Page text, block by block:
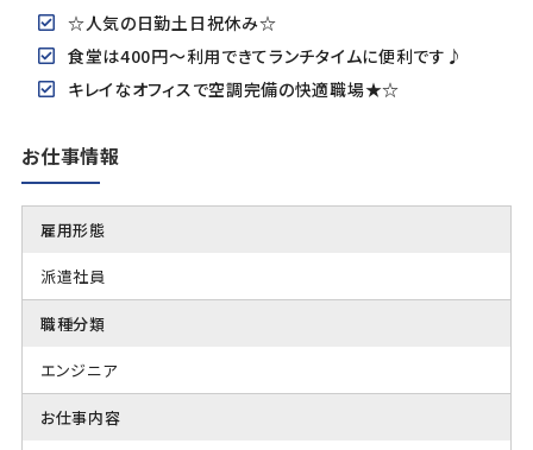
☆人気の日勤土日祝休み☆
食堂は400円～利用できてランチタイムに便利です♪
キレイなオフィスで空調完備の快適職場★☆
お仕事情報
雇用形態
派遣社員
職種分類
エンジニア
お仕事内容